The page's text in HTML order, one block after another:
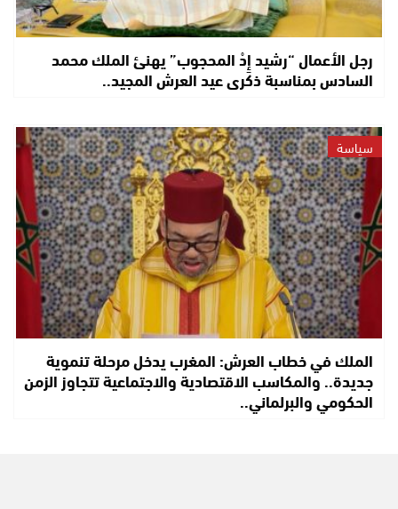
رجل الأعمال “رشيد إِدْ المحجوب” يهنئ الملك محمد
السادس بمناسبة ذكرى عيد العرش المجيد..
سياسة
الملك في خطاب العرش: المغرب يدخل مرحلة تنموية
جديدة.. والمكاسب الاقتصادية والاجتماعية تتجاوز الزمن
الحكومي والبرلماني..